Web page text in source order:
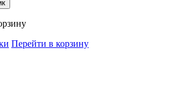
Перейти в корзину